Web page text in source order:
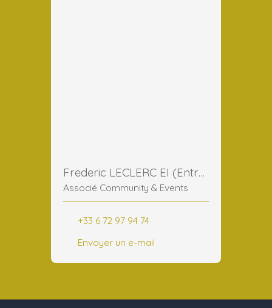
Frederic LECLERC EI (Entreprise Individuelle)
Associé Community & Events
+33 6 72 97 94 74
Envoyer un e-mail